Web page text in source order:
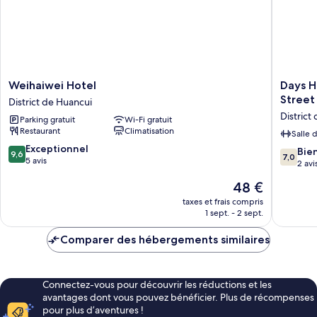
Weihaiwei
Hotel
District
de
Huancui
Weihaiwei Hotel
District de Huancui
Parking gratuit
Wi-Fi gratuit
Restaurant
Climatisation
9.6
sur
9,6 Exceptionnel
5 avis
Le
nouveau
prix
de
48 €
taxes et frais compris
1 sept. - 2 sept.
Days
Hotel
Weihai
Huoju
Eight
Days
Street
District
Salle
7.0
sur
7,0
2
Comparer des hébergements similaires
Connectez-vous pour découvrir les réductions et les
avantages dont vous pouvez bénéficier. Plus de récompenses
pour plus d’aventures !